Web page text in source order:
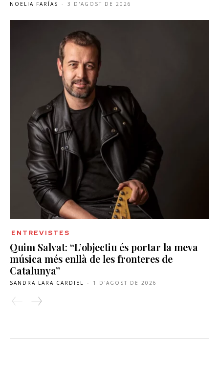
NOELIA FARÍAS - 3 D'AGOST DE 2026
ENTREVISTES
Quim Salvat: “L’objectiu és portar la meva
música més enllà de les fronteres de
Catalunya”
SANDRA LARA CARDIEL - 1 D'AGOST DE 2026